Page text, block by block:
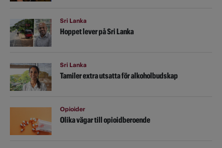
Sri Lanka
Hoppet lever på Sri Lanka
Sri Lanka
Tamiler extra utsatta för alkoholbudskap
Opioider
Olika vägar till opioidberoende